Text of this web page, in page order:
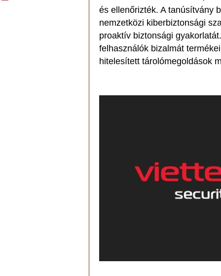
és ellenőrizték. A tanúsítvány
nemzetközi kiberbiztonsági
proaktív biztonsági
felhasználók bizalmát
hitelesített tárolómegoldások